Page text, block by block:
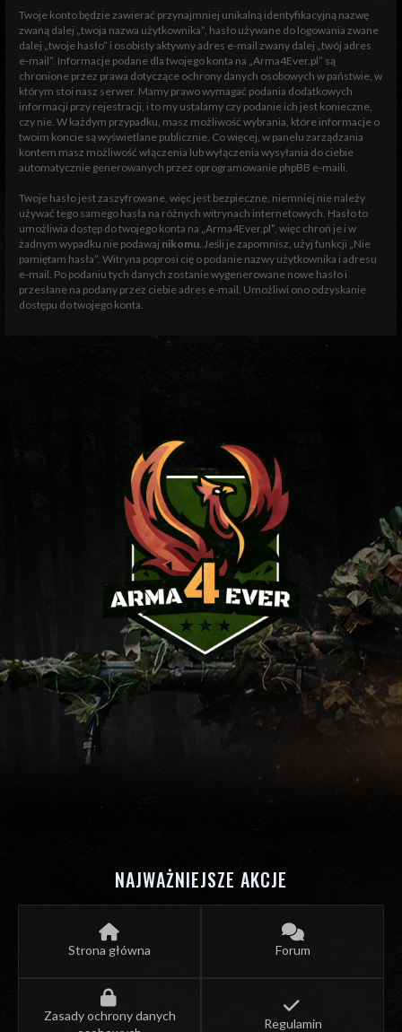
Twoje konto będzie zawierać przynajmniej unikalną identyfikacyjną nazwę
zwaną dalej „twoja nazwa użytkownika”, hasło używane do logowania zwane
dalej „twoje hasło” i osobisty aktywny adres e-mail zwany dalej „twój adres
e-mail”. Informacje podane dla twojego konta na „Arma4Ever.pl” są
chronione przez prawa dotyczące ochrony danych osobowych w państwie, w
którym stoi nasz serwer. Mamy prawo wymagać podania dodatkowych
informacji przy rejestracji, i to my ustalamy czy podanie ich jest konieczne,
czy nie. W każdym przypadku, masz możliwość wybrania, które informacje o
twoim koncie są wyświetlane publicznie. Co więcej, w panelu zarządzania
kontem masz możliwość włączenia lub wyłączenia wysyłania do ciebie
automatycznie generowanych przez oprogramowanie phpBB e-maili.
Twoje hasło jest zaszyfrowane, więc jest bezpieczne, niemniej nie należy
używać tego samego hasła na różnych witrynach internetowych. Hasło to
umożliwia dostęp do twojego konta na „Arma4Ever.pl”, więc chroń je i w
żadnym wypadku nie podawaj nikomu. Jeśli je zapomnisz, użyj funkcji „Nie
pamiętam hasła”. Witryna poprosi cię o podanie nazwy użytkownika i adresu
e-mail. Po podaniu tych danych zostanie wygenerowane nowe hasło i
przesłane na podany przez ciebie adres e-mail. Umożliwi ono odzyskanie
dostępu do twojego konta.
NAJWAŻNIEJSZE AKCJE
Strona główna Forum
Zasady ochrony danych
Regulamin